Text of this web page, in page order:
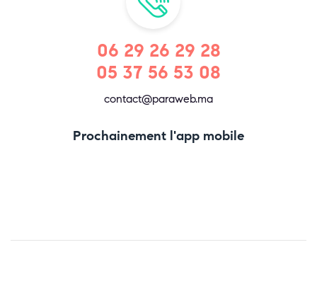
06 29 26 29 28
05 37 56 53 08
contact@paraweb.ma
Prochainement l'app mobile